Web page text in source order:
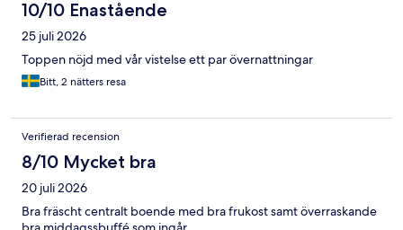
10/10 Enastående
25 juli 2026
Toppen nöjd med vår vistelse ett par övernattningar
Bitt, 2 nätters resa
Verifierad recension
8/10 Mycket bra
20 juli 2026
Bra fräscht centralt boende med bra frukost samt överraskande